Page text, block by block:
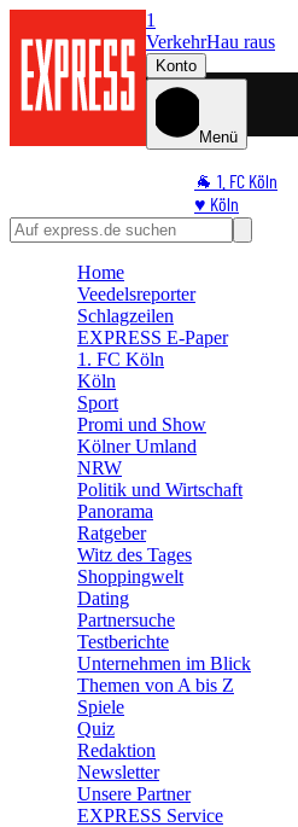
1
VerkehrHau raus
Konto
Menü
🐐 1. FC Köln
♥️ Köln
⭐ Promi
🛒 Shoppingwelt
Home
Veedelsreporter
Schlagzeilen
EXPRESS E-Paper
1. FC Köln
Köln
Sport
Promi und Show
Kölner Umland
NRW
Politik und Wirtschaft
Panorama
Ratgeber
Witz des Tages
Shoppingwelt
Dating
Partnersuche
Testberichte
Unternehmen im Blick
Themen von A bis Z
Spiele
Quiz
Redaktion
Newsletter
Unsere Partner
EXPRESS Service